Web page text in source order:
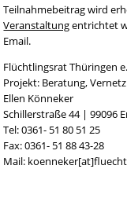
Teilnahmebeitrag wird
Veranstaltungentrichtet
Email.
Flüchtlingsrat Thüringen
Projekt: Beratung,
Ellen Könneker
Schillerstraße 44 | 99096
Tel: 0361- 51 80 51 25
Fax: 0361- 51 88 43-28
Mail: